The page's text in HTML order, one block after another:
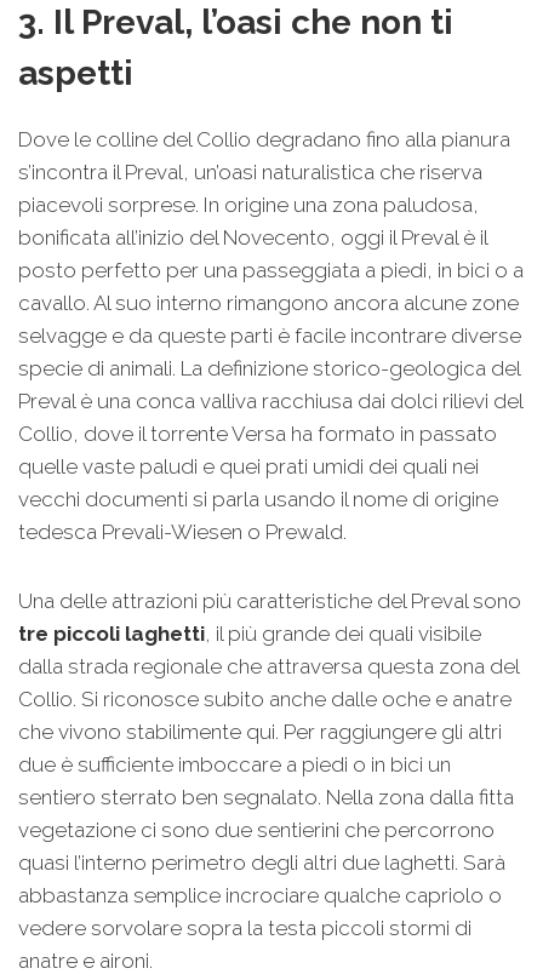
3. Il Preval, l’oasi che non ti
aspetti
Dove le colline del Collio degradano fino alla pianura
s’incontra il Preval, un’oasi naturalistica che riserva
piacevoli sorprese. In origine una zona paludosa,
bonificata all’inizio del Novecento, oggi il Preval è il
posto perfetto per una passeggiata a piedi, in bici o a
cavallo. Al suo interno rimangono ancora alcune zone
selvagge e da queste parti è facile incontrare diverse
specie di animali. La definizione storico-geologica del
Preval è una conca valliva racchiusa dai dolci rilievi del
Collio, dove il torrente Versa ha formato in passato
quelle vaste paludi e quei prati umidi dei quali nei
vecchi documenti si parla usando il nome di origine
tedesca Prevali-Wiesen o Prewald.
Una delle attrazioni più caratteristiche del Preval sono
tre piccoli laghetti, il più grande dei quali visibile
dalla strada regionale che attraversa questa zona del
Collio. Si riconosce subito anche dalle oche e anatre
che vivono stabilimente qui. Per raggiungere gli altri
due è sufficiente imboccare a piedi o in bici un
sentiero sterrato ben segnalato. Nella zona dalla fitta
vegetazione ci sono due sentierini che percorrono
quasi l’interno perimetro degli altri due laghetti. Sarà
abbastanza semplice incrociare qualche capriolo o
vedere sorvolare sopra la testa piccoli stormi di
anatre e aironi.